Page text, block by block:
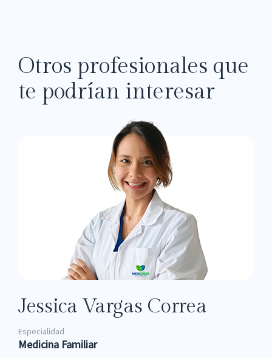
Otros profesionales que
te podrían interesar
Jessica Vargas Correa
Especialidad
Medicina Familiar